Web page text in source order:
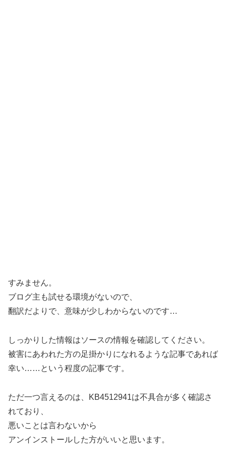
すみません。
ブログ主も試せる環境がないので、
翻訳だよりで、意味が少しわからないのです…
しっかりした情報はソースの情報を確認してください。
被害にあわれた方の足掛かりになれるような記事であれば
幸い……という程度の記事です。
ただ一つ言えるのは、KB4512941は不具合が多く確認さ
れており、
悪いことは言わないから
アンインストールした方がいいと思います。